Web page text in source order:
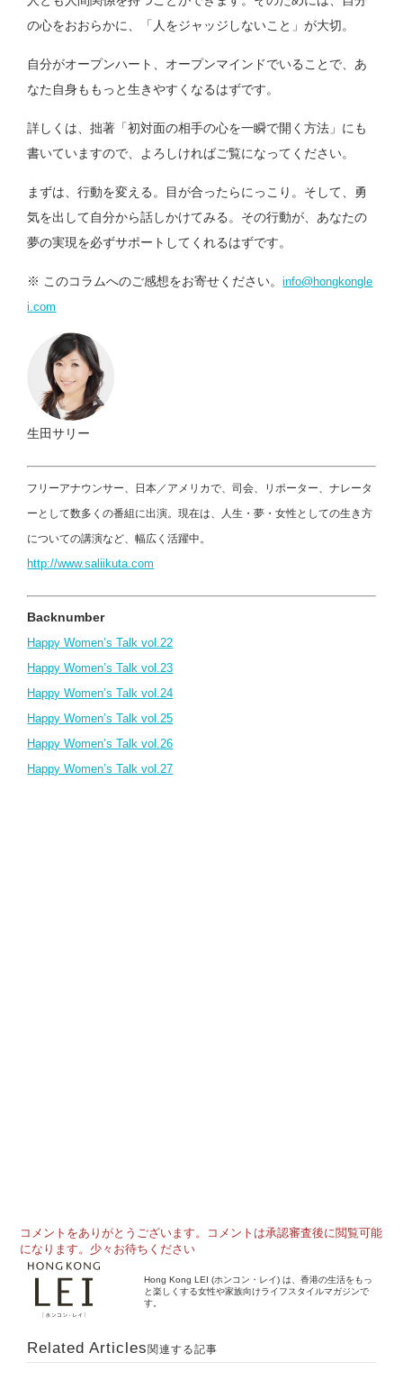
の心をおおらかに、「人をジャッジしないこと」が大切。
自分がオープンハート、オープンマインドでいることで、あ
なた自身ももっと生きやすくなるはずです。
詳しくは、拙著「初対面の相手の心を一瞬で開く方法」にも
書いていますので、よろしければご覧になってください。
まずは、行動を変える。目が合ったらにっこり。そして、勇
気を出して自分から話しかけてみる。その行動が、あなたの
夢の実現を必ずサポートしてくれるはずです。
※ このコラムへのご感想をお寄せください。info@hongkongle
i.com
生田サリー
フリーアナウンサー、日本／アメリカで、司会、リポーター、ナレータ
ーとして数多くの番組に出演。現在は、人生・夢・女性としての生き方
についての講演など、幅広く活躍中。
http://www.saliikuta.com
Backnumber
Happy Women’s Talk vol.22
Happy Women’s Talk vol.23
Happy Women’s Talk vol.24
Happy Women’s Talk vol.25
Happy Women’s Talk vol.26
Happy Women’s Talk vol.27
コメントをありがとうございます。コメントは承認審査後に閲覧可能
になります。少々お待ちください
Hong Kong LEI (ホンコン・レイ) は、香港の生活をもっ
と楽しくする女性や家族向けライフスタイルマガジンで
す。
Related Articles 関連する記事